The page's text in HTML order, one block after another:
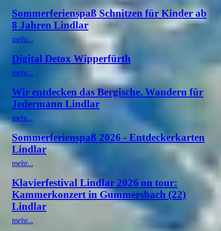
Sommerferienspaß Schnitzen für Kinder ab
8 Jahren Lindlar
mehr...
Digital Detox Wipperfürth
mehr...
Wir entdecken das Bergische. Wandern für
Jedermann Lindlar
mehr...
Sommerferienspaß 2026 - Entdeckerkarten
Lindlar
mehr...
Klavierfestival Lindlar 2026 on tour:
Kammerkonzert in Gummersbach (22)
Lindlar
mehr...